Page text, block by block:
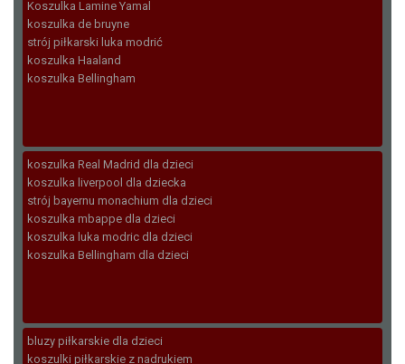
Koszulka Lamine Yamal
koszulka de bruyne
strój piłkarski luka modrić
koszulka Haaland
koszulka Bellingham
koszulka Real Madrid dla dzieci
koszulka liverpool dla dziecka
strój bayernu monachium dla dzieci
koszulka mbappe dla dzieci
koszulka luka modric dla dzieci
koszulka Bellingham dla dzieci
bluzy piłkarskie dla dzieci
koszulki piłkarskie z nadrukiem